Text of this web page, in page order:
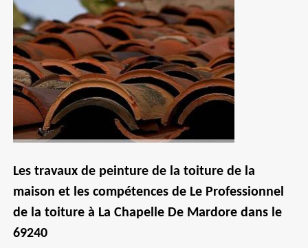
Les travaux de peinture de la toiture de la
maison et les compétences de Le Professionnel
de la toiture à La Chapelle De Mardore dans le
69240